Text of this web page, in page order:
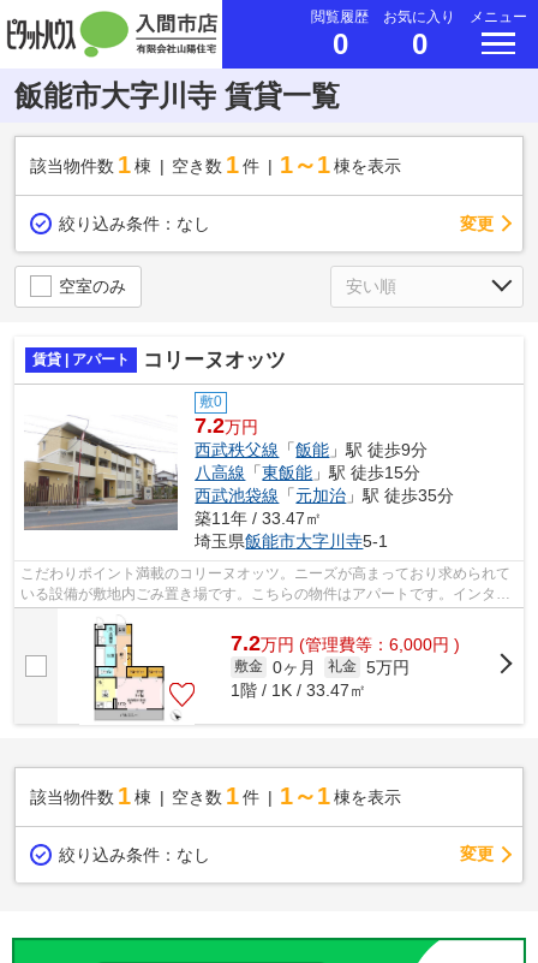
閲覧履歴
0
お気に入り
0
メニュー
飯能市大字川寺 賃貸一覧
該当物件数 1棟 空き数 1 件 1～1 棟を表示
絞り込み条件： なし 変更
空室のみ
賃貸 | アパート コリーヌオッツ
敷0
7.2万円
西武秩父線 「飯能 」駅 徒歩9分
八高線 「東飯能 」駅 徒歩15分
西武池袋線 「元加治 」駅 徒歩35分
築11年 / 33.47㎡
埼玉県飯能市大字川寺5-1
こだわりポイント満載のコリーヌオッツ。ニーズが高まっており求められて
いる設備が敷地内ごみ置き場です。こちらの物件はアパートです。インター
ネット付きの物件です。より多くの不...
7.2万円 (管理費等：6,000円 )
敷金 0ヶ月 礼金 5万円
1階 / 1K / 33.47㎡
該当物件数 1棟 空き数 1 件 1～1 棟を表示
絞り込み条件： なし 変更